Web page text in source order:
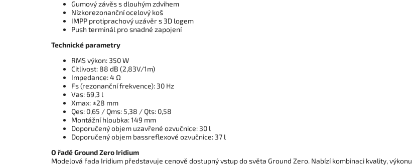
Gumový závěs s dlouhým zdvihem
Nízkorezonanční ocelový koš
IMPP protiprachový uzávěr s 3D logem
Push terminál pro snadné zapojení
Technické parametry
RMS výkon: 350 W
Citlivost: 88 dB (2,83V/1m)
Impedance: 4 Ω
Fs (rezonanční frekvence): 30 Hz
Vas: 69,3 l
Xmax: ±28 mm
Qes: 0,65 / Qms: 5,38 / Qts: 0,58
Montážní hloubka: 149 mm
Doporučený objem uzavřené ozvučnice: 30 l
Doporučený objem bassreflexové ozvučnice: 37 l
O řadě Ground Zero Iridium
Modelová řada Iridium představuje cenově dostupný vstup do světa Ground Zero. Nabízí kombinaci kvality, výkonu